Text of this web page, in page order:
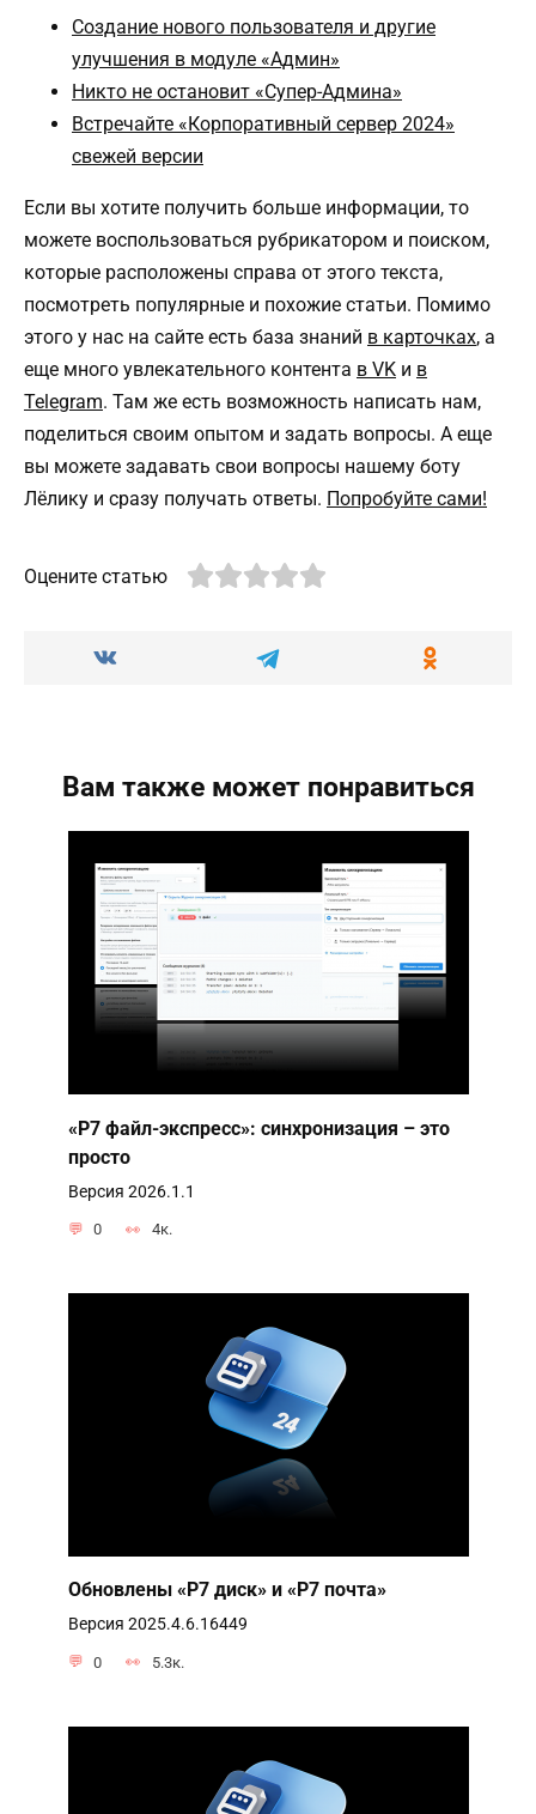
Создание нового пользователя и другие
улучшения в модуле «Админ»
Никто не остановит «Супер-Админа»
Встречайте «Корпоративный сервер 2024»
свежей версии
Если вы хотите получить больше информации, то
можете воспользоваться рубрикатором и поиском,
которые расположены справа от этого текста,
посмотреть популярные и похожие статьи. Помимо
этого у нас на сайте есть база знаний в карточках, а
еще много увлекательного контента в VK и в
Telegram. Там же есть возможность написать нам,
поделиться своим опытом и задать вопросы. А еще
вы можете задавать свои вопросы нашему боту
Лёлику и сразу получать ответы. Попробуйте сами!
Оцените статью
Вам также может понравиться
«Р7 файл-экспресс»: синхронизация – это
просто
Версия 2026.1.1
0 4к.
Обновлены «Р7 диск» и «Р7 почта»
Версия 2025.4.6.16449
0 5.3к.